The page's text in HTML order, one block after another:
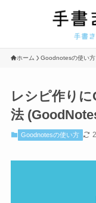
ホーム Goodnotesの使い方
レシピ作り
法
Goodnotesの使い方